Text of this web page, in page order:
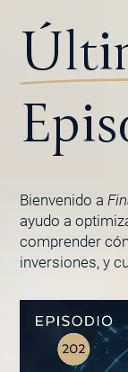
Bienvenido a
ayudo a
comprender
inversiones, y